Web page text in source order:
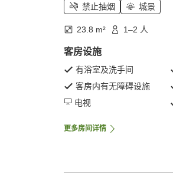
禁止抽烟 城景
23.8 m² 1–2 人
客房设施
有浴室及洗手间
客房内有无障碍设施
电视
更多房间详情